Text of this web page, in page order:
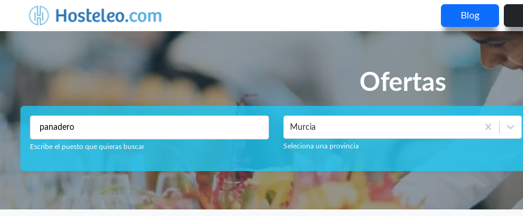
Blog
Ofertas
Escribe el puesto que quieras buscar
Murcia
Seleciona una provincia